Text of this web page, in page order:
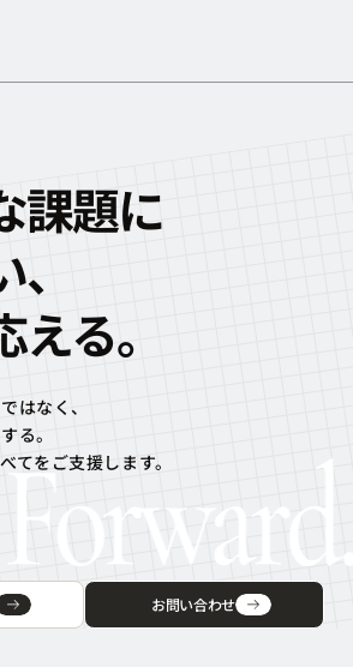
課題に
る。
はなく、
る。
てをご支援します。
お問い合わせ
お問い合わせ